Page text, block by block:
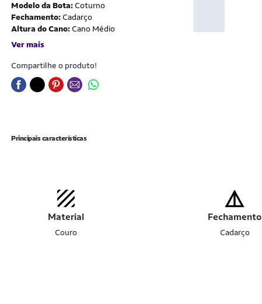
Modelo da Bota: Coturno
Fechamento: Cadarço
Altura do Cano: Cano Médio
Ver mais
Compartilhe o produto!
Principais características
Material
Couro
Fechamento
Cadarço